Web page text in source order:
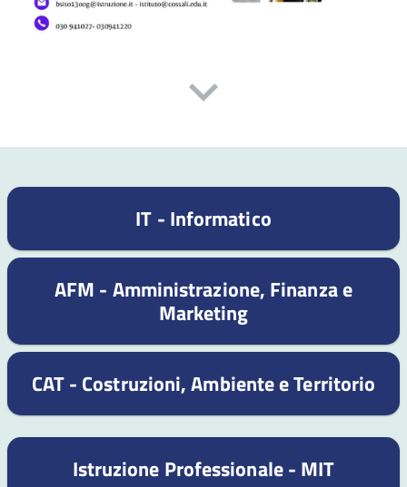
IT - Informatico
AFM - Amministrazione, Finanza e
Marketing
CAT - Costruzioni, Ambiente e Territorio
Istruzione Professionale - MIT